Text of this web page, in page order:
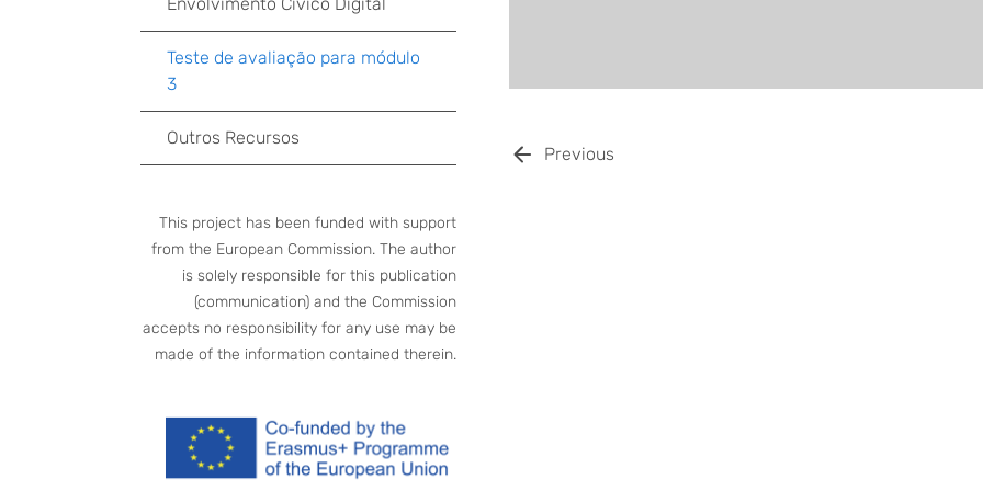
Previous
Teste de avaliação para módulo
3
Outros Recursos
This project has been funded with support
from the European Commission. The author
is solely responsible for this publication
(communication) and the Commission
accepts no responsibility for any use may be
made of the information contained therein.